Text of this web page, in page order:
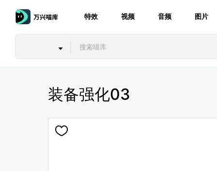
特效 视频 音频 图片
装备强化03